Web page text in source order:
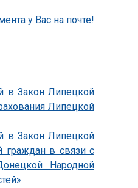
в Закон Липецкой
Липецкой
в Закон Липецкой
граждан в связи с
Народной